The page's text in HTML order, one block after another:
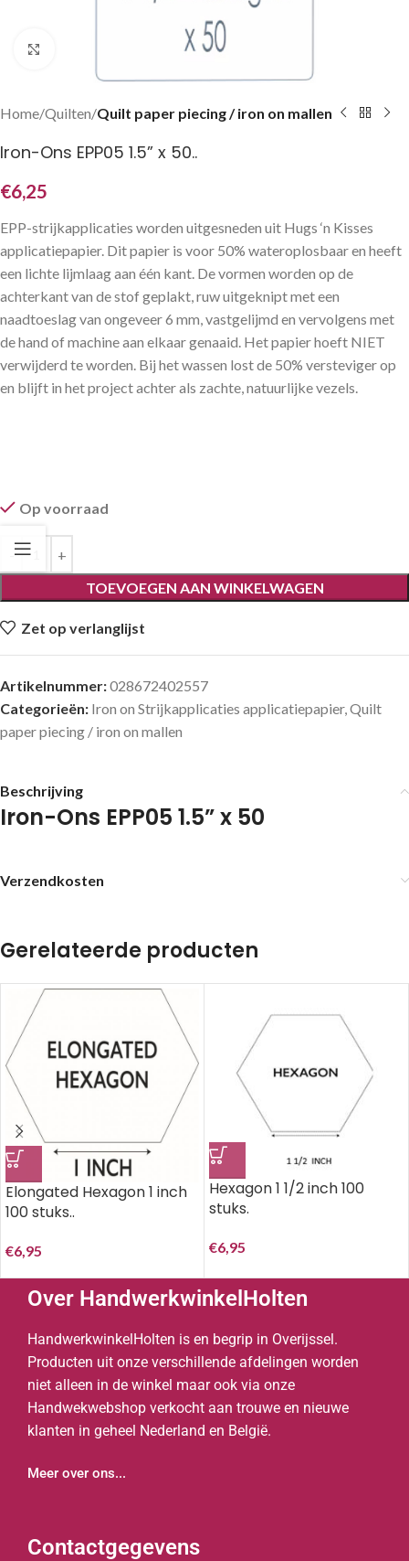
Home Quilten Quilt paper piecing / iron on mallen
Iron-Ons EPP05 1.5” x 50..
€6,25
EPP-strijkapplicaties worden uitgesneden uit Hugs ‘n Kisses
applicatiepapier. Dit papier is voor 50% wateroplosbaar en heeft
een lichte lijmlaag aan één kant. De vormen worden op de
achterkant van de stof geplakt, ruw uitgeknipt met een
naadtoeslag van ongeveer 6 mm, vastgelijmd en vervolgens met
de hand of machine aan elkaar genaaid. Het papier hoeft NIET
verwijderd te worden. Bij het wassen lost de 50% versteviger op
en blijft in het project achter als zachte, natuurlijke vezels.
Op voorraad
TOEVOEGEN AAN WINKELWAGEN
Zet op verlanglijst
Artikelnummer:028672402557
Categorieën: Iron on Strijkapplicaties applicatiepapier,Quilt
paper piecing / iron on mallen
Beschrijving
Iron-Ons EPP05 1.5” x 50
Verzendkosten
Gerelateerde producten
Elongated Hexagon 1 inch
100 stuks..
€6,95
Hexagon 1 1/2 inch 100
stuks.
€6,95
Over HandwerkwinkelHolten
HandwerkwinkelHolten is en begrip in Overijssel.
Producten uit onze verschillende afdelingen worden
niet alleen in de winkel maar ook via onze
Handwekwebshop verkocht aan trouwe en nieuwe
klanten in geheel Nederland en België.
Meer over ons...
Contactgegevens